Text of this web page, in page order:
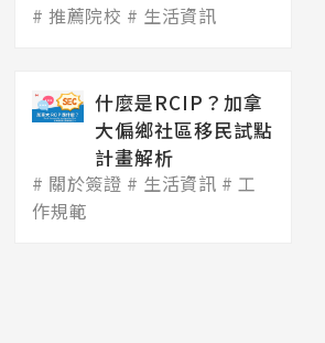
推薦院校 生活資訊
什麼是RCIP？加拿
大偏鄉社區移民試點
計畫解析
關於簽證 生活資訊
工
作規範